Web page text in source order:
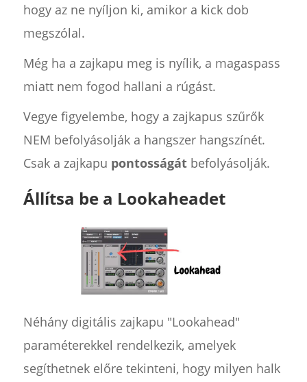
hogy az ne nyíljon ki, amikor a kick dob
megszólal.
Még ha a zajkapu meg is nyílik, a magaspass
miatt nem fogod hallani a rúgást.
Vegye figyelembe, hogy a zajkapus szűrők
NEM befolyásolják a hangszer hangszínét.
Csak a zajkapu pontosságátbefolyásolják.
Állítsa be a Lookaheadet
Néhány digitális zajkapu "Lookahead"
paraméterekkel rendelkezik, amelyek
segíthetnek előre tekinteni, hogy milyen halk